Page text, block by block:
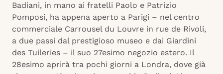
Badiani, in mano ai fratelli Paolo e Patrizio
Pomposi, ha appena aperto a Parigi – nel centro
commerciale Carrousel du Louvre in rue de Rivoli,
a due passi dal prestigioso museo e dai Giardini
des Tuileries – il suo 27esimo negozio estero. Il
28esimo aprirà tra pochi giorni a Londra, dove già